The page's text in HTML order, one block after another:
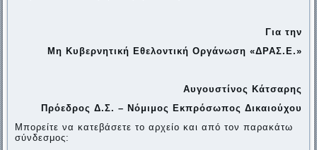
Για την
Μη Κυβερνητική Εθελοντική Οργάνωση «ΔΡΑΣ.Ε.»
Αυγουστίνος Κάτσαρης
Πρόεδρος Δ.Σ. – Νόμιμος Εκπρόσωπος Δικαιούχου
Μπορείτε να κατεβάσετε το αρχείο και από τον παρακάτω
σύνδεσμος: